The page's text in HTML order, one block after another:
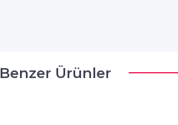
Benzer Ürünler